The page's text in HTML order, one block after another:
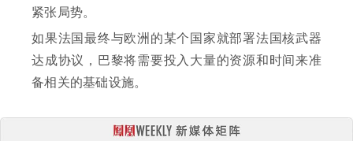
紧张局势。
如果法国最终与欧洲的某个国家就部署法国核武器
达成协议，巴黎将需要投入大量的资源和时间来准
备相关的基础设施。